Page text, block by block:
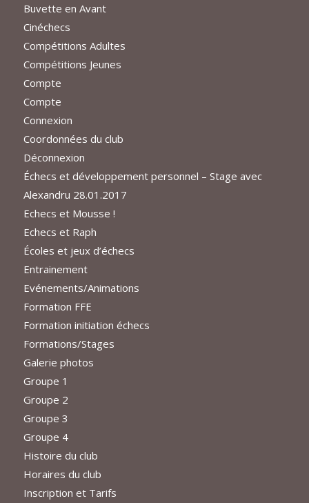
Buvette en Avant
Cinéchecs
Compétitions Adultes
Compétitions Jeunes
Compte
Compte
Connexion
Coordonnées du club
Déconnexion
Échecs et développement personnel – Stage avec
Alexandru 28.01.2017
Echecs et Mousse !
Echecs et Raph
Écoles et jeux d’échecs
Entrainement
Evénements/Animations
Formation FFE
Formation initiation échecs
Formations/Stages
Galerie photos
Groupe 1
Groupe 2
Groupe 3
Groupe 4
Histoire du club
Horaires du club
Inscription et Tarifs